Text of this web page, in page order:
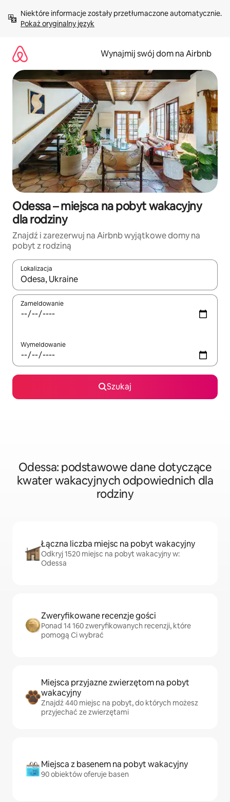
treści Pokaż oryginalny język
Wynajmij swój dom na Airbnb
Odessa – miejsca na pobyt wakacyjny
dla rodziny
Znajdź i zarezerwuj na Airbnb wyjątkowe domy na
pobyt z rodziną
Lokalizacja
Gdy wyniki będą dostępne, możesz poruszać się po nich za
Zameldowanie
Wymeldowanie
Szukaj
Odessa: podstawowe dane dotyczące
kwater wakacyjnych odpowiednich dla
rodziny
Łączna liczba miejsc na pobyt wakacyjny
Odkryj 1520 miejsc na pobyt wakacyjny w:
Odessa
Zweryfikowane recenzje gości
Ponad 14 160 zweryfikowanych recenzji, które
pomogą Ci wybrać
Miejsca przyjazne zwierzętom na pobyt
wakacyjny
Znajdź 440 miejsc na pobyt, do których możesz
przyjechać ze zwierzętami
Miejsca z basenem na pobyt wakacyjny
90 obiektów oferuje basen